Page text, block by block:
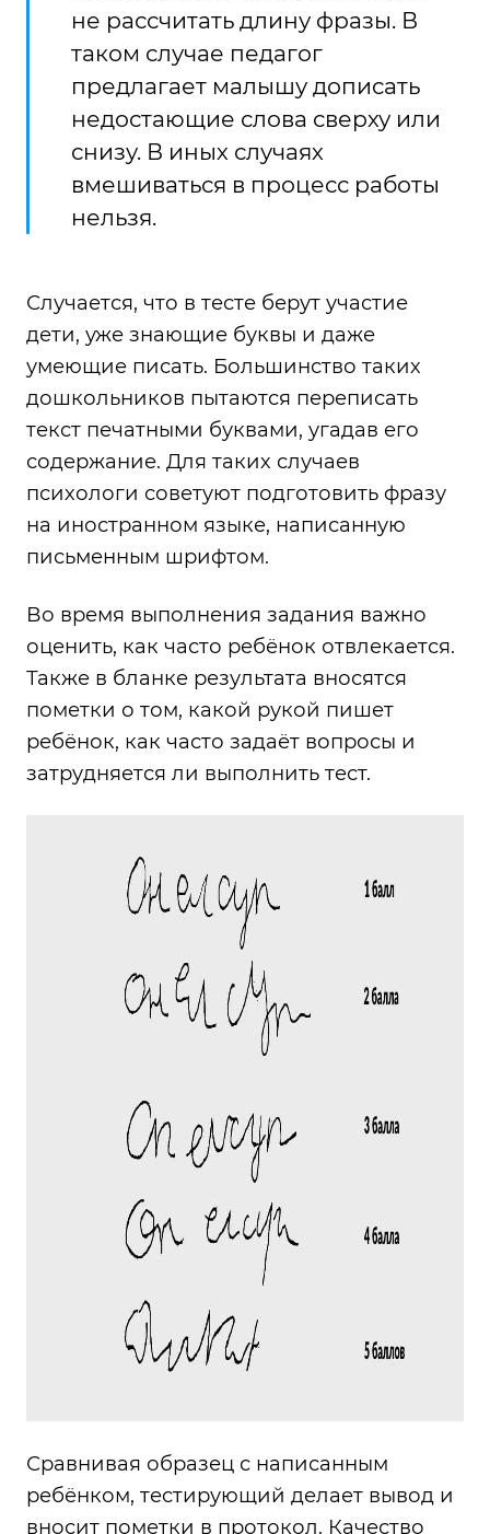
не рассчитать длину фразы. В
таком случае педагог
предлагает малышу дописать
недостающие слова сверху или
снизу. В иных случаях
вмешиваться в процесс работы
нельзя.
Случается, что в тесте берут участие
дети, уже знающие буквы и даже
умеющие писать. Большинство таких
дошкольников пытаются переписать
текст печатными буквами, угадав его
содержание. Для таких случаев
психологи советуют подготовить фразу
на иностранном языке, написанную
письменным шрифтом.
Во время выполнения задания важно
оценить, как часто ребёнок отвлекается.
Также в бланке результата вносятся
пометки о том, какой рукой пишет
ребёнок, как часто задаёт вопросы и
затрудняется ли выполнить тест.
Сравнивая образец с написанным
ребёнком, тестирующий делает вывод и
вносит пометки в протокол. Качество